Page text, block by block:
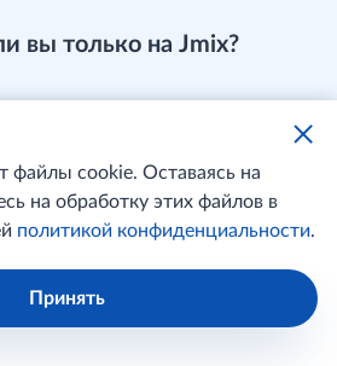
вы только на Jmix?
заявку, и мы
на все ваши
файлы cookie. Оставаясь на
на обработку этих файлов в
политикой конфиденциальности.
Принять